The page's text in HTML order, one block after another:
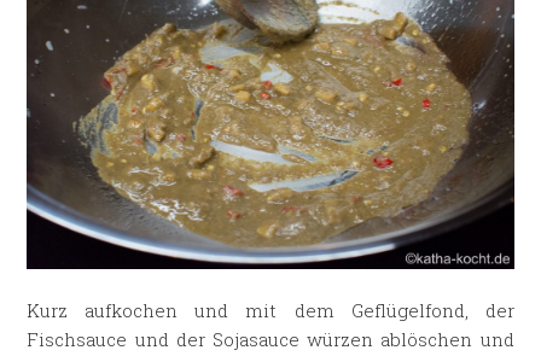
Kurz aufkochen und mit dem Geflügelfond, der
Fischsauce und der Sojasauce würzen ablöschen und